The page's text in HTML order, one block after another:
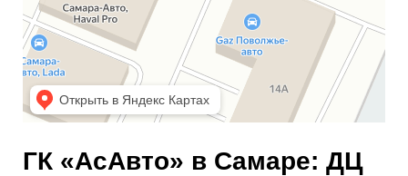
ГК «АсАвто» в Самаре: ДЦ